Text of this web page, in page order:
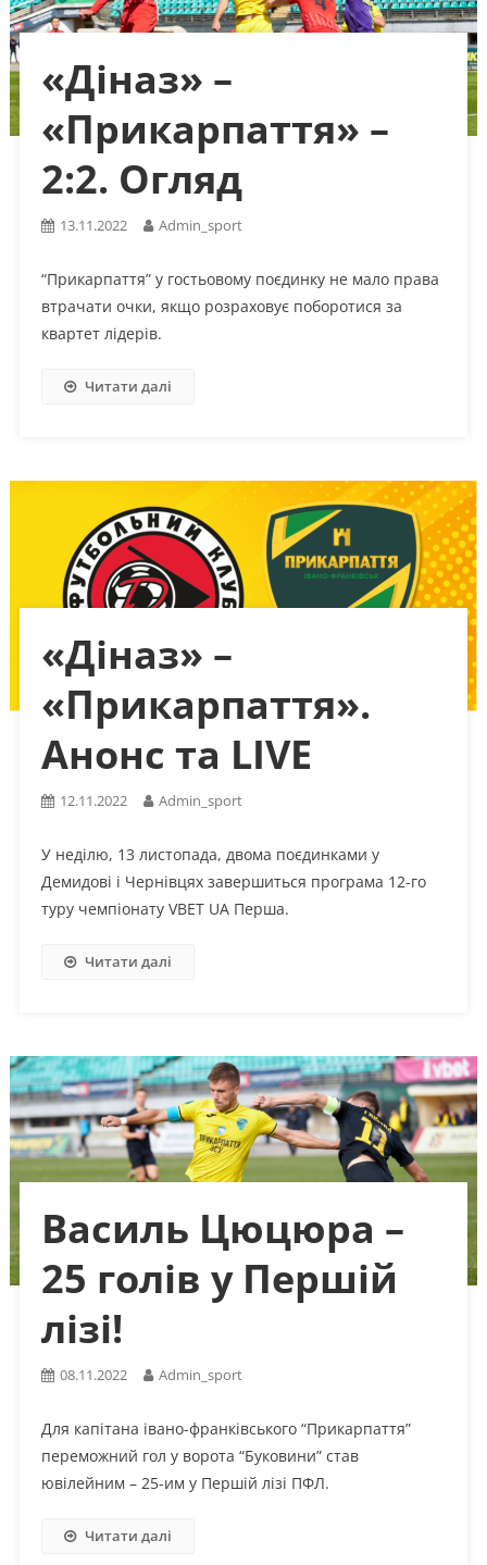
«Діназ» –
«Прикарпаття» –
2:2. Огляд
13.11.2022 Admin_sport
“Прикарпаття” у гостьовому поєдинку не мало права
втрачати очки, якщо розраховує поборотися за
квартет лідерів.
Читати далі
«Діназ» –
«Прикарпаття».
Анонс та LIVE
12.11.2022 Admin_sport
У неділю, 13 листопада, двома поєдинками у
Демидові і Чернівцях завершиться програма 12-го
туру чемпіонату VBET UA Перша.
Читати далі
Василь Цюцюра –
25 голів у Першій
лізі!
08.11.2022 Admin_sport
Для капітана івано-франківського “Прикарпаття”
переможний гол у ворота “Буковини” став
ювілейним – 25-им у Першій лізі ПФЛ.
Читати далі